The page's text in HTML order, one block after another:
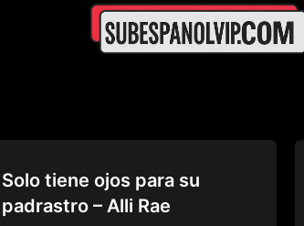
Solo tiene ojos para su
padrastro – Alli Rae